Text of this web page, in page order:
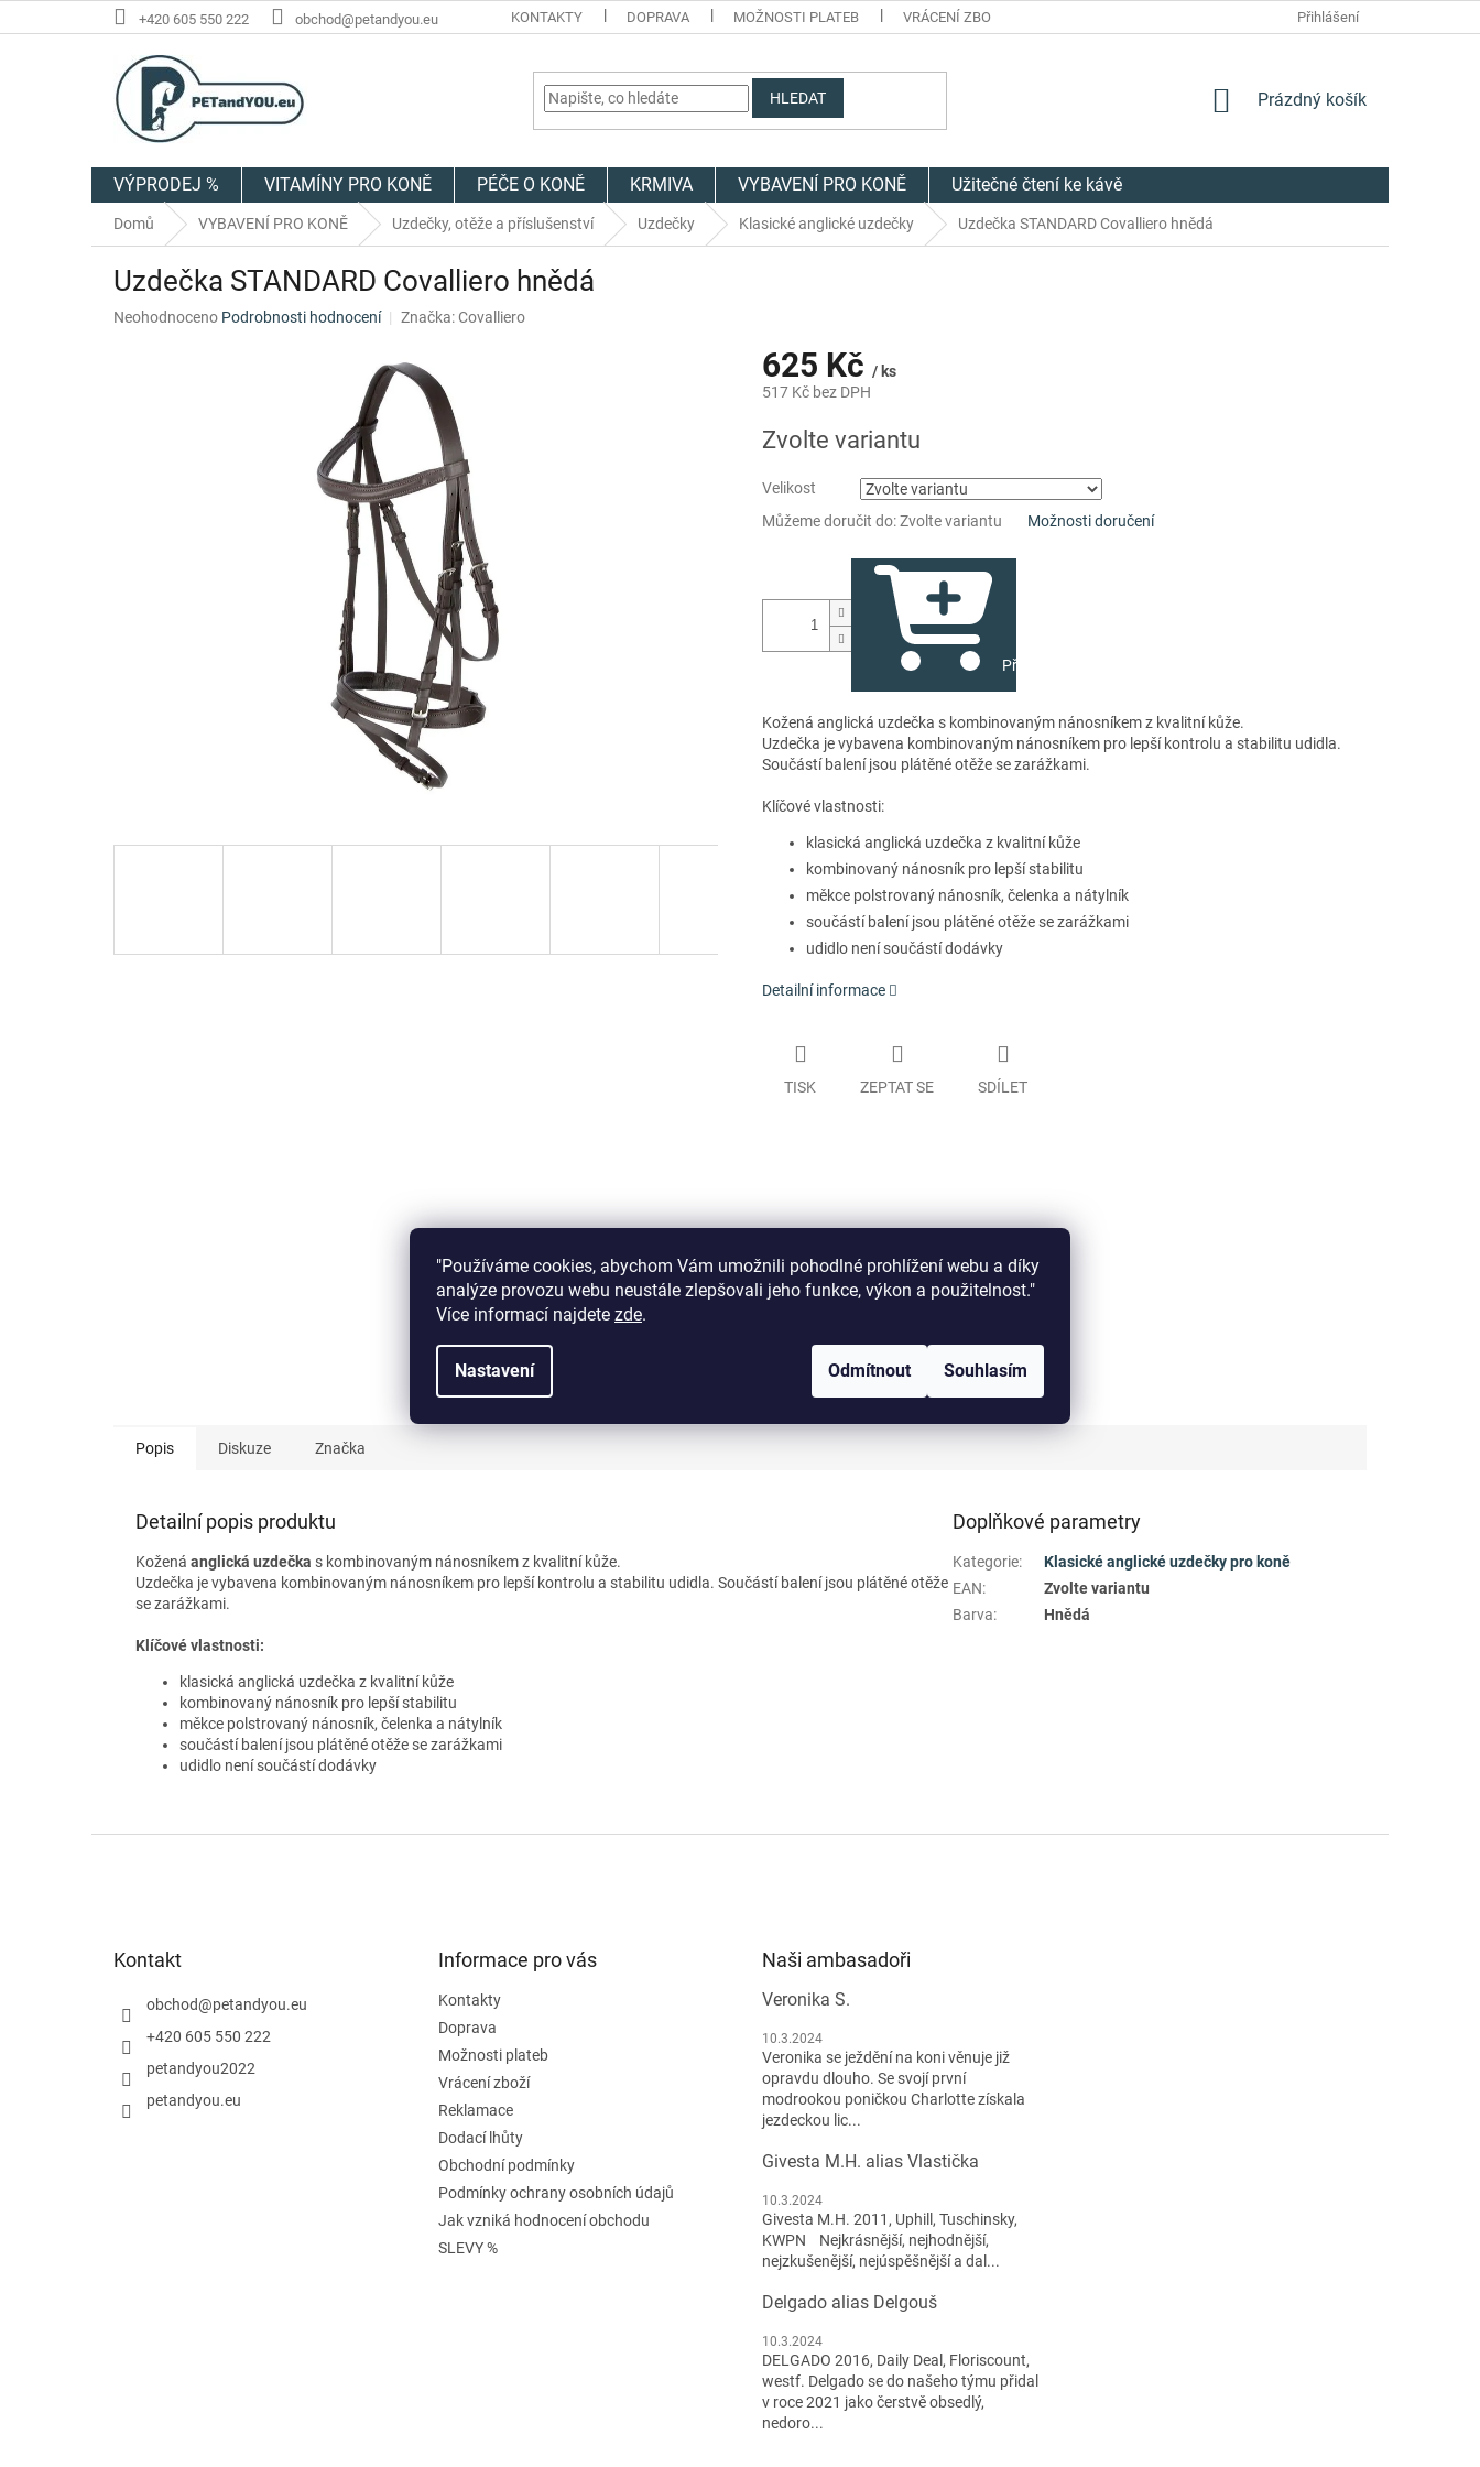
"Používáme cookies, abychom Vám umožnili pohodlné prohlížení webu a díky
analýze provozu webu neustále zlepšovali jeho funkce, výkon a použitelnost."
Více informací najdete zde.
Nastavení Odmítnout Souhlasím
na
+420 605 550 222 obchod@petandyou.eu KONTAKTY DOPRAVA MOŽNOSTI PLATEB VRÁCENÍ ZBOŽÍ OBCHODNÍ PODMÍNKY
Přihlášení
HLEDAT
NÁKUPNÍ
Prázdný košík
VÝPRODEJ % VITAMÍNY PRO KONĚ PÉČE O KONĚ KRMIVA VYBAVENÍ PRO KONĚ Užitečné čtení ke kávě
Domů VYBAVENÍ PRO KONĚ Uzdečky, otěže a příslušenství Uzdečky Klasické anglické uzdečky Uzdečka STANDARD Covalliero hnědá
Uzdečka STANDARD Covalliero hnědá
Průměrné
Neohodnoceno Podrobnosti hodnocení Značka:Covalliero
625 Kč / ks
517 Kč bez DPH
cena:
Zvolte variantu
Velikost
Můžeme doručit do:Zvolte variantu Možnosti doručení
Přidat do košíku
Kožená anglická uzdečka s kombinovaným nánosníkem z kvalitní kůže.
Uzdečka je vybavena kombinovaným nánosníkem pro lepší kontrolu a stabilitu udidla.
Součástí balení jsou plátěné otěže se zarážkami.
Klíčové vlastnosti:
klasická anglická uzdečka z kvalitní kůže
kombinovaný nánosník pro lepší stabilitu
měkce polstrovaný nánosník, čelenka a nátylník
součástí balení jsou plátěné otěže se zarážkami
udidlo není součástí dodávky
Detailní informace
TISK ZEPTAT SE SDÍLET
Popis Diskuze Značka
Detailní popis produktu
Kožená anglická uzdečka s kombinovaným nánosníkem z kvalitní kůže.
Uzdečka je vybavena kombinovaným nánosníkem pro lepší kontrolu a stabilitu udidla. Součástí balení jsou plátěné otěže
se zarážkami.
Klíčové vlastnosti:
klasická anglická uzdečka z kvalitní kůže
kombinovaný nánosník pro lepší stabilitu
měkce polstrovaný nánosník, čelenka a nátylník
součástí balení jsou plátěné otěže se zarážkami
udidlo není součástí dodávky
Doplňkové parametry
Kategorie:
Klasické anglické uzdečky pro koně
EAN:
Zvolte variantu
Barva: Hnědá
Kontakt
obchod@petandyou.eu
+420 605 550 222
petandyou2022
petandyou.eu
Informace pro vás
Kontakty
Doprava
Možnosti plateb
Vrácení zboží
Reklamace
Dodací lhůty
Obchodní podmínky
Podmínky ochrany osobních údajů
Jak vzniká hodnocení obchodu
SLEVY %
Naši ambasadoři
Veronika S.
10.3.2024
Veronika se ježdění na koni věnuje již
opravdu dlouho. Se svojí první
modrookou poničkou Charlotte získala
jezdeckou lic...
Givesta M.H. alias Vlastička
10.3.2024
Givesta M.H. 2011, Uphill, Tuschinsky,
KWPN Nejkrásnější, nejhodnější,
nejzkušenější, nejúspěšnější a dal...
Delgado alias Delgouš
10.3.2024
DELGADO 2016, Daily Deal, Floriscount,
westf. Delgado se do našeho týmu přidal
v roce 2021 jako čerstvě obsedlý,
nedoro...